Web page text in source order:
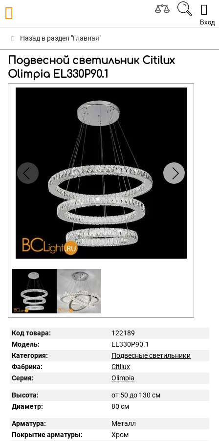
Вход
Назад в раздел "Главная"
Подвесной светильник Citilux
Olimpia EL330P90.1
Код товара:
122189
Модель:
EL330P90.1
Категория:
Подвесные светильники
Фабрика:
Citilux
Серия:
Olimpia
Высота:
от 50 до 130 см
Диаметр:
80 см
Арматура:
Металл
Покрытие арматуры:
Хром